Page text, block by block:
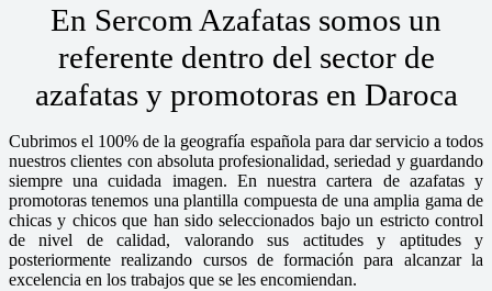
En Sercom Azafatas somos un
referente dentro del sector de
azafatas y promotoras en Daroca
Cubrimos el 100% de la geografía española para dar servicio a todos
nuestros clientes con absoluta profesionalidad, seriedad y guardando
siempre una cuidada imagen. En nuestra cartera de azafatas y
promotoras tenemos una plantilla compuesta de una amplia gama de
chicas y chicos que han sido seleccionados bajo un estricto control
de nivel de calidad, valorando sus actitudes y aptitudes y
posteriormente realizando cursos de formación para alcanzar la
excelencia en los trabajos que se les encomiendan.